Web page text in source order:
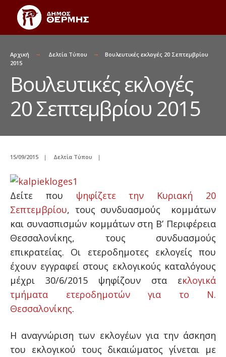
Αρχική Δελτία Τύπου
Βουλευτικές εκλογές 20 Σεπτεμβρίου
2015
Βουλευτικές εκλογές
20 Σεπτεμβρίου 2015
15/09/2015 | Δελτία Τύπου |
Δείτε που ψηφίζετε την Κυριακή 20
Σεπτεμβρίου, τους συνδυασμούς κομμάτων
και συνασπισμών κομμάτων στη Β’ Περιφέρεια
Θεσσαλονίκης, τους συνδυασμούς
επικρατείας. Οι ετεροδημοτες εκλογείς που
έχουν εγγραφεί στους εκλογικούς καταλόγους
μέχρι 30/6/2015 ψηφίζουν στα εκλογικά
τμήματα ετεροδημοτών για το Ν.
Θεσσαλονίκης.
Η αναγνώριση των εκλογέων για την άσκηση
του εκλογικού τους δικαιώματος γίνεται με